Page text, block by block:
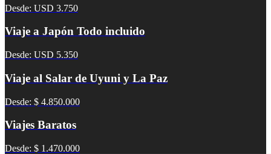
Desde: USD 3.750
Viaje a Japón Todo incluido
Desde: USD 5.350
Viaje al Salar de Uyuni y La Paz
Desde: $ 4.850.000
Viajes Baratos
Desde: $ 1.470.000